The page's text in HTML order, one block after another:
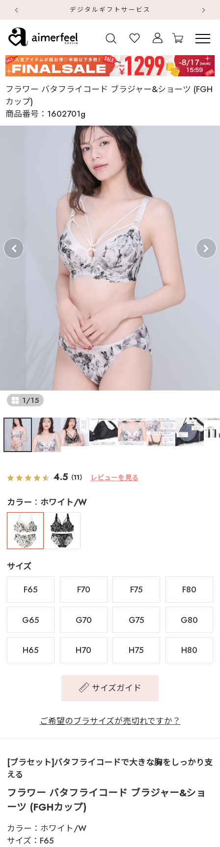
デジタルギフトサービス
フラワー バタフライコード ブラジャー&ショーツ (FGH
カップ)
商品番号： 1602701g
1/15
4.5 （11） レビューを見る
カラー ホワイト/W
サイズ
F65
F70 F75 F80
G65 G70 G75 G80
H65 H70 H75 H80
サイズガイド
ご希望のブラサイズが売切れですか？
[ブラセット]バタフライコードで大きな胸をしっかり支
える
フラワー バタフライコード ブラジャー&ショ
ーツ (FGHカップ)
カラー： ホワイト/W
サイズ： F65